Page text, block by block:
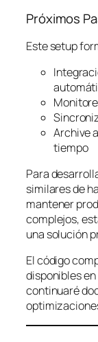
Próximos
Este setup
Archive
tiempo
Para
similares de
mantener
complejos,
una solución
El código
disponibles
continuaré